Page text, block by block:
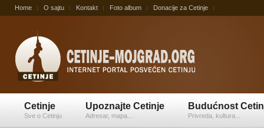
Home O sajtu Kontakt Foto album Donacije za Cetinje
Cetinje
Sve o Cetinju
Upoznajte Cetinje
Adresar, mapa...
Budućnost
Privreda, kultura...